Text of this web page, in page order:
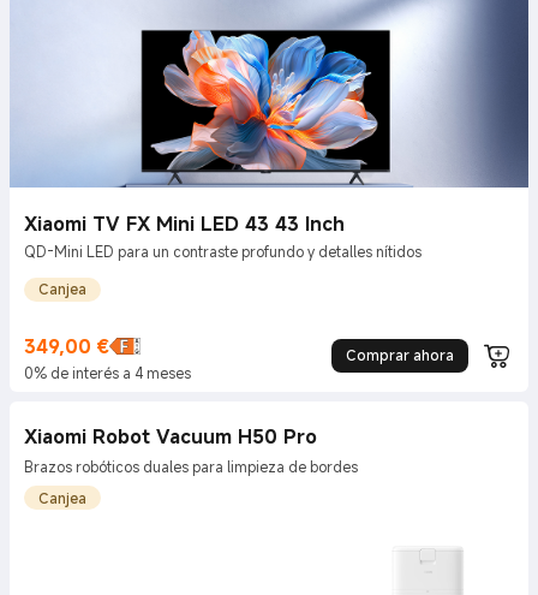
Xiaomi TV FX Mini LED 43 43 Inch
QD-Mini LED para un contraste profundo y detalles nítidos
Canjea
349,00 €
Current Price €349
0% de interés a 4 meses
Comprar ahora
Xiaomi Robot Vacuum H50 Pro
Brazos robóticos duales para limpieza de bordes
Canjea